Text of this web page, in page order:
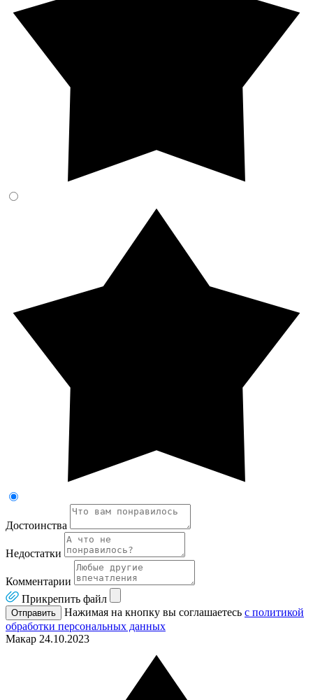
Достоинства
Недостатки
Комментарии
Прикрепить файл
Отправить Нажимая на кнопку вы соглашаетесь с политикой
обработки персональных данных
Макар 24.10.2023